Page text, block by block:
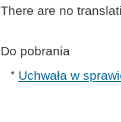
There are no
Do pobrania
Uchwała w